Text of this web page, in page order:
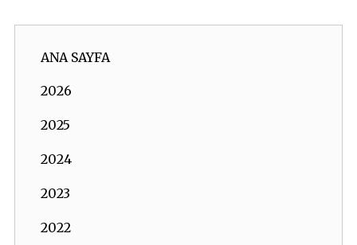
ANA SAYFA
2026
2025
2024
2023
2022